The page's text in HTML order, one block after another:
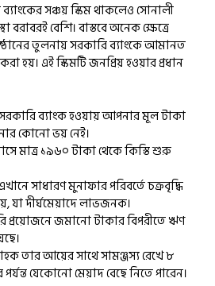
সঞ্চয় স্কিম থাকলেও সোনালী
বরাবরই বেশি। বাস্তবে অনেক ক্ষেত্রে
তুলনায় সরকারি ব্যাংকে আমানত
হয়। এই স্কিমটি জনপ্রিয় হওয়ার প্রধান
ব্যাংক হওয়ায় আপনার মূল টাকা
কোনো ভয় নেই।
মাত্র ১৯৬০ টাকা থেকে কিস্তি শুরু
সাধারণ মুনাফার পরিবর্তে চক্রবৃদ্ধি
যা দীর্ঘমেয়াদে লাভজনক।
প্রয়োজনে জমানো টাকার বিপরীতে ঋণ
তার আয়ের সাথে সামঞ্জস্য রেখে ৮
যেকোনো মেয়াদ বেছে নিতে পারেন।